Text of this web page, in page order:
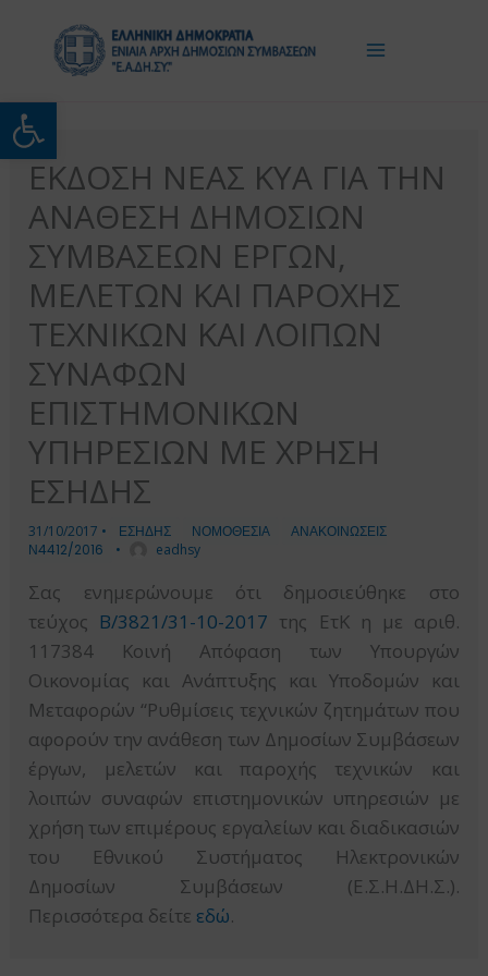
Ανοίξτε τη γραμμή
περιεχόμενο
ΕΚΔΟΣΗ ΝΕΑΣ ΚΥΑ ΓΙΑ ΤΗΝ
ΑΝΑΘΕΣΗ ΔΗΜΟΣΙΩΝ
ΣΥΜΒΑΣΕΩΝ ΕΡΓΩΝ,
ΜΕΛΕΤΩΝ ΚΑΙ ΠΑΡΟΧΗΣ
ΤΕΧΝΙΚΩΝ ΚΑΙ ΛΟΙΠΩΝ
ΣΥΝΑΦΩΝ
ΕΠΙΣΤΗΜΟΝΙΚΩΝ
ΥΠΗΡΕΣΙΩΝ ΜΕ ΧΡΗΣΗ
ΕΣΗΔΗΣ
31/10/2017 • ΕΣΗΔΗΣ ΝΟΜΟΘΕΣΙΑ
ΑΝΑΚΟΙΝΩΣΕΙΣ
Ν4412/2016
• eadhsy
Σας ενημερώνουμε ότι δημοσιεύθηκε στο
τεύχος Β/3821/31-10-2017 της ΕτΚ η με αριθ.
117384 Κοινή Απόφαση των Υπουργών
Οικονομίας και Ανάπτυξης και Υποδομών και
Μεταφορών “Ρυθμίσεις τεχνικών ζητημάτων που
αφορούν την ανάθεση των Δημοσίων Συμβάσεων
έργων, μελετών και παροχής τεχνικών και
λοιπών συναφών επιστημονικών υπηρεσιών με
χρήση των επιμέρους εργαλείων και διαδικασιών
του Εθνικού Συστήματος Ηλεκτρονικών
Δημοσίων Συμβάσεων (Ε.Σ.Η.ΔΗ.Σ.).
Περισσότερα δείτε εδώ.